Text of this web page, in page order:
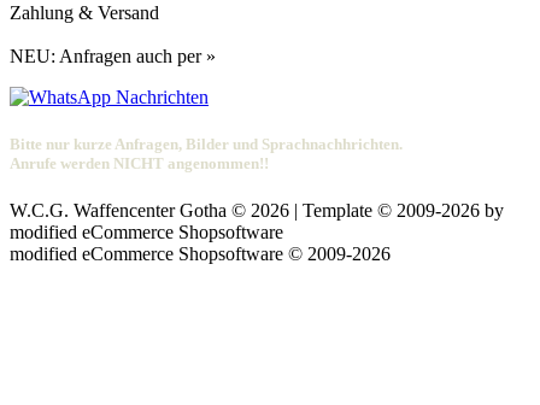
Zahlung & Versand
NEU: Anfragen auch per »
Bitte nur kurze Anfragen, Bilder und Sprachnachhrichten.
Anrufe werden NICHT angenommen!!
W.C.G. Waffencenter Gotha © 2026 | Template © 2009-2026 by
modified eCommerce Shopsoftware
modified eCommerce Shopsoftware © 2009-2026